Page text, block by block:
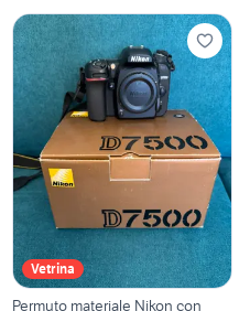
Vetrina
Permuto materiale Nikon con